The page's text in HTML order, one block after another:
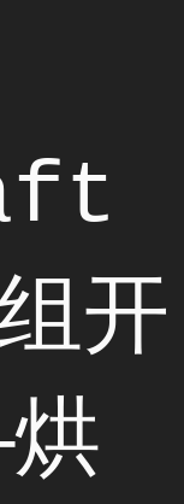
开